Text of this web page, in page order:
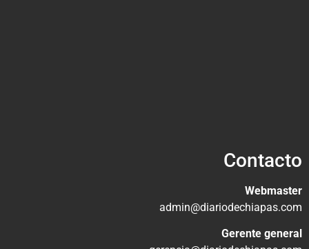
Contacto
Webmaster
admin@diariodechiapas.com
Gerente general